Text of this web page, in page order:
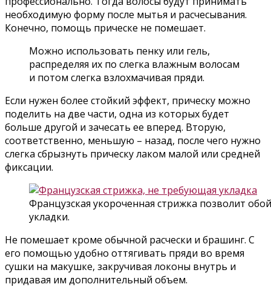
необходимую форму после мытья и расчесывания.
Конечно, помощь прическе не помешает.
Можно использовать пенку или гель,
распределяя их по слегка влажным волосам
и потом слегка взлохмачивая пряди.
Если нужен более стойкий эффект, прическу можно
поделить на две части, одна из которых будет
больше другой и зачесать ее вперед. Вторую,
соответственно, меньшую – назад, после чего нужно
слегка сбрызнуть прическу лаком малой или средней
фиксации.
Французская укороченная стрижка позволит
укладки.
Не помешает кроме обычной расчески и брашинг. С
его помощью удобно оттягивать пряди во время
сушки на макушке, закручивая локоны внутрь и
придавая им дополнительный объем.